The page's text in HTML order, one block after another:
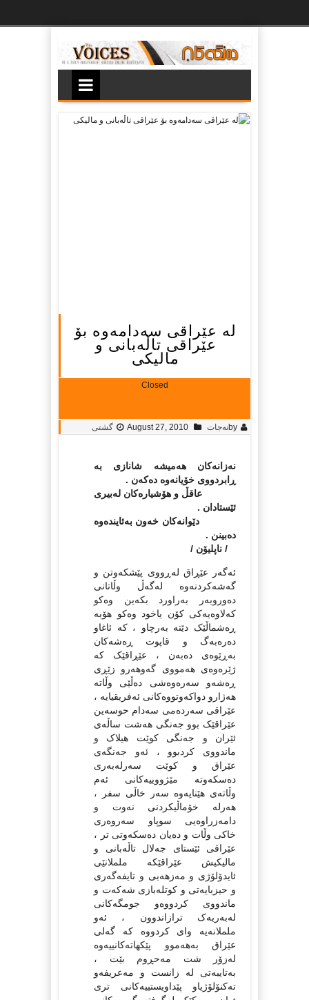
له‌ عێراقی سه‌دامه‌وه‌ بۆ
عێراقی تاڵه‌بانی و
مالیکی
Closed
byنه‌جات August 27, 2010 گشتی
نەزانەکان هەمیشە شانازی بە
ڕابردووی خۆیانەوە دەکەن .
عاقڵ و هۆشیارەکان لەبیری
ئێستادان .
دێوانەکان خەون بەئایندەوە
دەبینن .
/ ناپلیۆن /
ئەگەر عێڕاق لەڕووی پێشکەوتن و
گەشەکردنەوە لەگەڵ وڵاتانی
دەوروبەر بەراورد بکەین وەکو
کەلاوەیەکی کۆن یاخود وەکو هۆبە
ڕەشماڵێک دێتە بەرچاو ، کە ئاغاو
دەرەبەگ و قاپوت ڕەشەکان
بەڕێوەی دەبەن ، عێڕاقێک کە
ژێرەوەی هەمووی گەوهەرو زێڕی
ڕەشەو سەرەوەشی دەڵێی وڵاتە
هەژارو دواکەوتووەکانی ئەفریقیایە ،
عێراقی سەردەمی سەدام حوسەین
عێراقێک بوو جەنگی هەشت ساڵەی
ئێران و جەنگی کوێت هیلاک و
ماندووی کردبوو ، ئەو جەنگەی
عێراق و کوێت سەرلەبەری
دەسکەوتە مێژووییەکانی ئەم
وڵاتەی هێنایەوە سەر خاڵی سفر ،
هەرلە خۆماڵیکردنی نەوت و
دامەزراوەیی سوپاو سەروەری
خاکی وڵات و دەیان دەسکەوتی تر ،
عێراقی ئێستای جەلال تاڵەبانی و
مالیکیش عێراقێکە ململانێی
ئایدۆلۆژی و مەزهەبی و تایفەگەری
و حیزبایەتی و کوتلەبازی شەکەت و
ماندووی کردووەو جومگەکانی
لەبەریەک ترازاندوون ، ئەو
ململانەیە وای کردووە کە گەلی
عێراق بەهەموو پێکهاتەکانییەوە
لەزۆر شت مەحڕوم بێت ،
بەتایبەتی لە زانست و مەعریفەو
تەکنۆلۆژیاو پێداویستییەکانی تری